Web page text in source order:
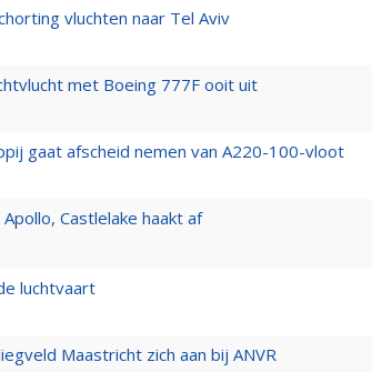
vluchten naar Tel Aviv
met Boeing 777F ooit uit
gaat afscheid nemen van A220-100-vloot
Castlelake haakt af
luchtvaart
Maastricht zich aan bij ANVR